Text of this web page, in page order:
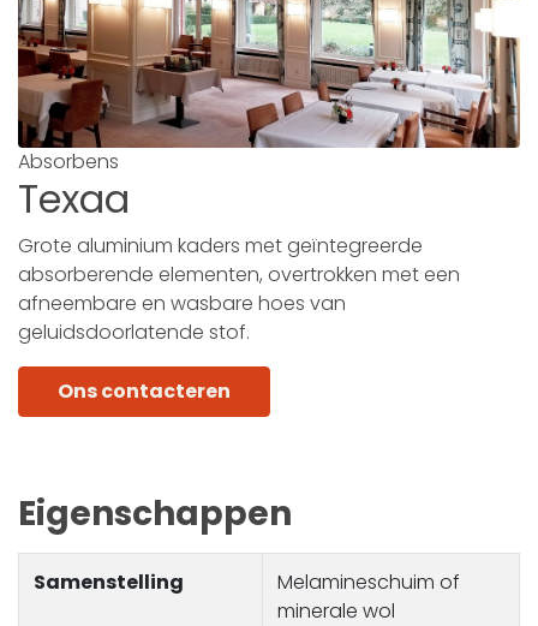
Absorbens
Texaa
Grote aluminium kaders met geïntegreerde
absorberende elementen, overtrokken met een
afneembare en wasbare hoes van
geluidsdoorlatende stof.
Ons contacteren
Eigenschappen
Samenstelling
Melamineschuim of
minerale wol